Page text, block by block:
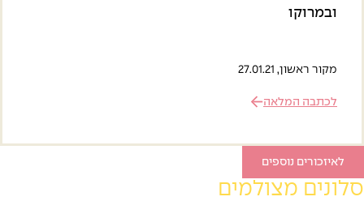
27.01.21
המלאה
נוספים
מצולמים